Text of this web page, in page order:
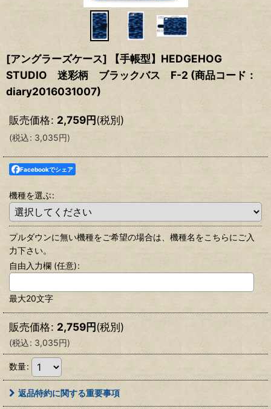
[アングラーズケース] 【手帳型】HEDGEHOG
STUDIO 迷彩柄 ブラックバス F-2 (商品コード：
diary2016031007)
販売価格: 2,759円(税別)
(税込: 3,035円)
Facebookでシェア
機種を選ぶ:
プルダウンに無い機種をご希望の場合は、機種名をこちらにご入
力下さい。
自由入力欄 (任意):
最大20文字
販売価格: 2,759円(税別)
(税込: 3,035円)
数量:
返品特約に関する重要事項